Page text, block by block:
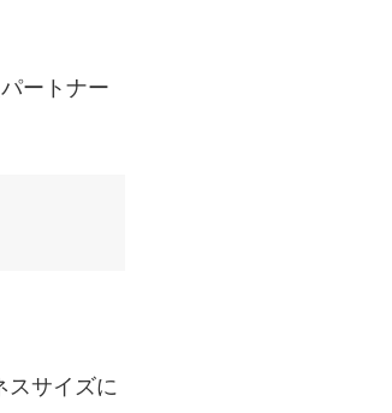
ートナー
スサイズに